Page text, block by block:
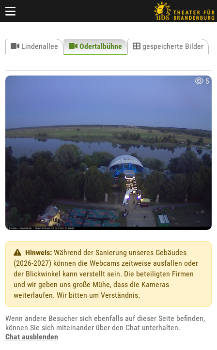
Lindenallee Odertalbühne gespeicherte Bilder
5
Hinweis: Während der Sanierung unseres Gebäudes
(2026-2027) können die Webcams zeitweise ausfallen oder
der Blickwinkel kann verstellt sein. Die beteiligten Firmen
und wir geben uns große Mühe, dass die Kameras
weiterlaufen. Wir bitten um Verständnis.
Wenn andere Besucher sich ebenfalls auf dieser Seite befinden,
können Sie sich miteinander über den Chat unterhalten.
Chat ausblenden